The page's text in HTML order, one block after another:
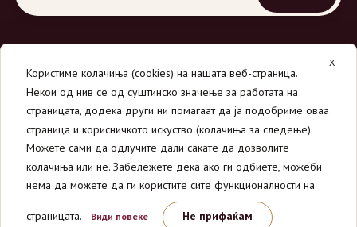
© 2026Вино Маркет - МОНДАВИ ДООЕЛ.
Сите права се задржани.
X
Користиме колачиња (cookies) на нашата веб-страница.
Некои од нив се од суштинско значење за работата на
страницата, додека други ни помагаат да ја подобриме оваа
страница и корисничкото искуство (колачиња за следење).
Можете сами да одлучите дали сакате да дозволите
колачиња или не. Забележете дека ако ги одбиете, можеби
нема да можете да ги користите сите функционалности на
страницата. Види повеќе Не прифаќам